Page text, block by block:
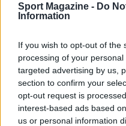
Sport Magazine - Do
Information
If you wish to opt-out of the
processing of your
targeted advertising by us,
section to confirm your
opt-out request is
interest-based ads based
us or personal information
800m, uno dei suoi
europea nei 200m
2016.